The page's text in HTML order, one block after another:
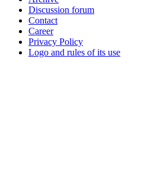
Discussion forum
Contact
Career
Privacy Policy
Logo and rules of its use